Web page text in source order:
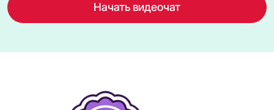
Начать видеочат